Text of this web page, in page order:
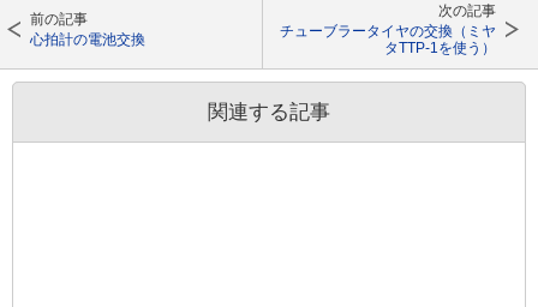
前の記事
心拍計の電池交換
次の記事
チューブラータイヤの交換（ミヤ
タTTP-1を使う）
関連する記事